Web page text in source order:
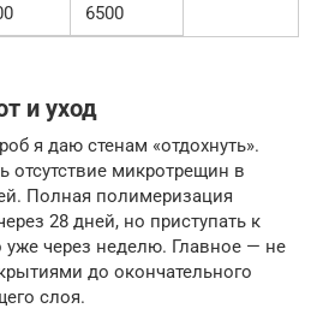
6500
и уход
я даю стенам «отдохнуть».
отсутствие микротрещин в
Полная полимеризация
28 дней, но приступать к
уже через неделю. Главное — не
до окончательного
слоя.